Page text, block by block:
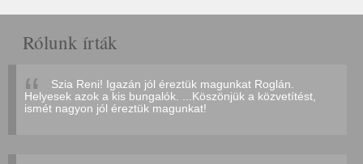
Rólunk írták
Szia Reni! Igazán jól éreztük magunkat Roglán.
Helyesek azok a kis bungalók. ...Köszönjük a közvetítést,
ismét nagyon jól éreztük magunkat!